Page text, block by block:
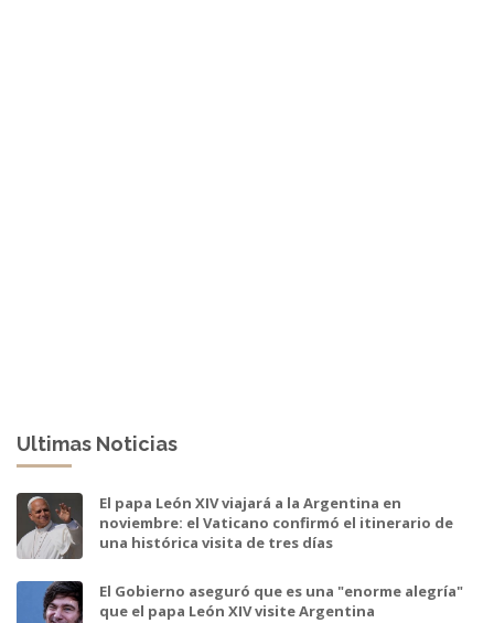
Ultimas Noticias
El papa León XIV viajará a la Argentina en
noviembre: el Vaticano confirmó el itinerario de
una histórica visita de tres días
El Gobierno aseguró que es una "enorme alegría"
que el papa León XIV visite Argentina